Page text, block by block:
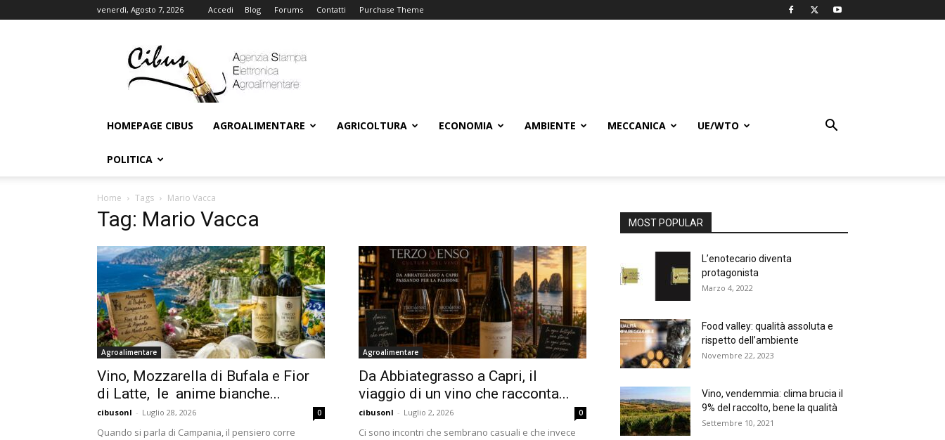
venerdì, Agosto 7, 2026 Accedi Blog Forums Contatti Purchase Theme
Online
HOMEPAGE CIBUS AGROALIMENTARE AGRICOLTURA ECONOMIA AMBIENTE MECCANICA UE/WTO
POLITICA
Home Tags Mario Vacca
Tag: Mario Vacca
Agroalimentare
Vino, Mozzarella di Bufala e Fior
di Latte, le anime bianche...
cibusonl - Luglio 28, 2026 0
Quando si parla di Campania, il pensiero corre
Agroalimentare
Da Abbiategrasso a Capri, il
viaggio di un vino che racconta...
cibusonl - Luglio 2, 2026 0
Ci sono incontri che sembrano casuali e che invece
MOST POPULAR
L’enotecario diventa
protagonista
Marzo 4, 2022
Food valley: qualità assoluta e
rispetto dell’ambiente
Novembre 22, 2023
Vino, vendemmia: clima brucia il
9% del raccolto, bene la qualità
Settembre 10, 2021